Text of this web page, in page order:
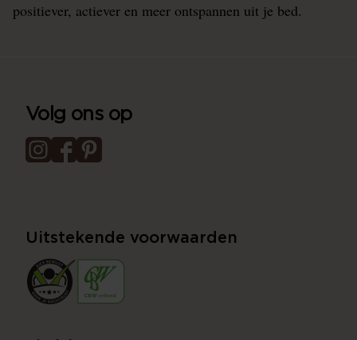
positiever, actiever en meer ontspannen uit je bed.
Volg ons op
Uitstekende voorwaarden